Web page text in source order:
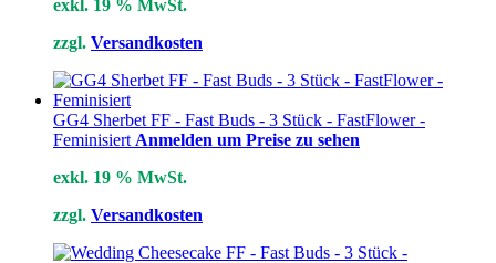
exkl. 19 % MwSt.
zzgl. Versandkosten
GG4 Sherbet FF - Fast Buds - 3 Stück - FastFlower -
Feminisiert Anmelden um Preise zu sehen
exkl. 19 % MwSt.
zzgl. Versandkosten